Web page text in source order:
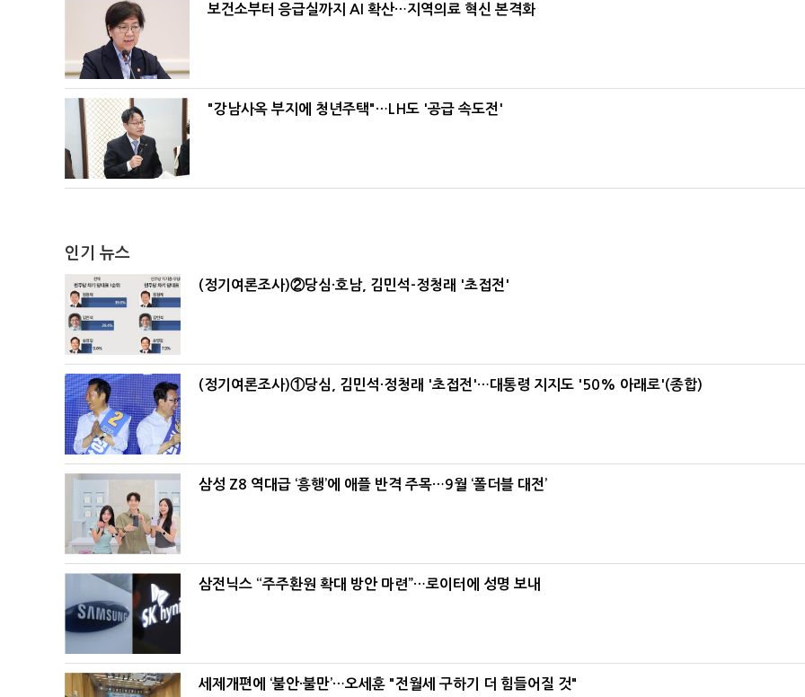
보건소부터 응급실까지 AI 확산…지역의료 혁신 본격화
"강남사옥 부지에 청년주택"…LH도 '공급 속도전'
인기 뉴스
(정기여론조사)②당심·호남, 김민석-정청래 '초접전'
(정기여론조사)①당심, 김민석·정청래 '초접전'…대통령 지지도 '50% 아래로'(종합)
삼성 Z8 역대급 ‘흥행’에 애플 반격 주목…9월 ‘폴더블 대전’
삼전닉스 “주주환원 확대 방안 마련”…로이터에 성명 보내
세제개편에 ‘불안·불만’…오세훈 "전월세 구하기 더 힘들어질 것"